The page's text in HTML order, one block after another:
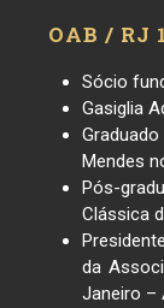
OAB / RJ
Sócio
Gasiglia
Mendes
Pós-
Clássica
da
Janeiro –